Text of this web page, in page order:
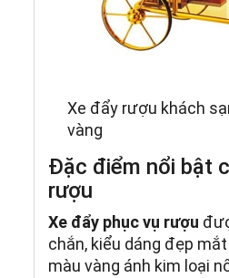
Xe đẩy rượu khách
vàng
Đặc điểm nổi bật
rượu
Xe đẩy phục vụ rượu
chắn, kiểu dáng đẹp
màu vàng ánh kim loại